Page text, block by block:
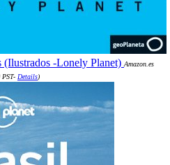
(Ilustrados -Lonely Planet) Amazon.es
Details)